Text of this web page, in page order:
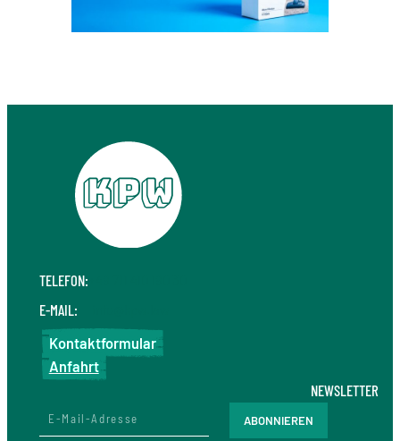
TELEFON:
E-MAIL:
Kontaktformular
Anfahrt
NEWSLETTER